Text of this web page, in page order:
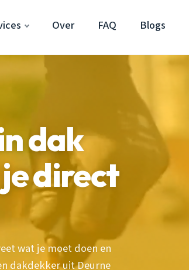
Over FAQ Blogs
dak
direct
wat je moet doen en
dakdekker uit Deurne